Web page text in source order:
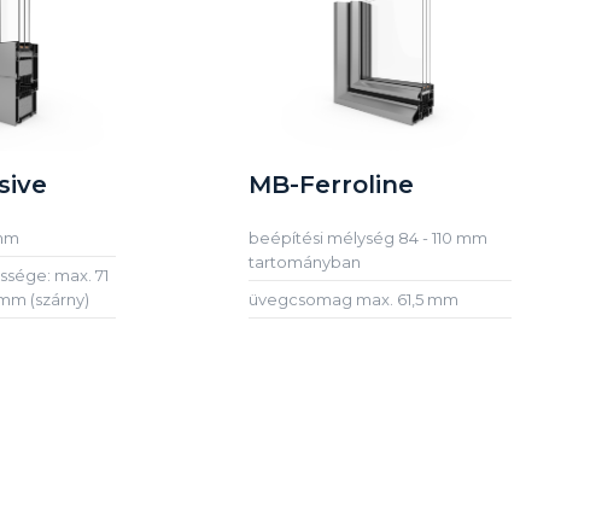
max. 71
(szárny)
MB-Ferroline
beépítési mélység 84 - 110 mm
tartományban
üvegcsomag max. 61,5 mm